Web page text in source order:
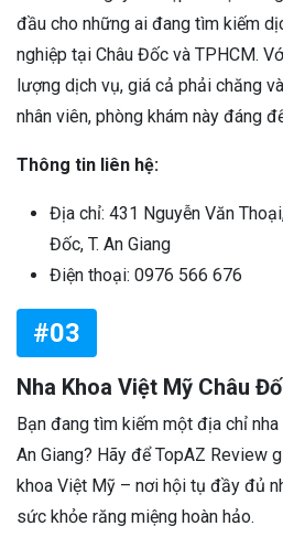
đầu cho những ai đang tìm kiếm
nghiệp tại Châu Đốc và TPHCM.
lượng dịch vụ, giá cả phải chăng
nhân viên, phòng khám này đáng
Thông tin liên hệ:
Địa chỉ: 431 Nguyễn Văn
Đốc, T. An Giang
Điện thoại: 0976 566 676
#03
Nha Khoa Việt Mỹ Châu
Bạn đang tìm kiếm một địa chỉ
An Giang? Hãy để TopAZ Review
khoa Việt Mỹ – nơi hội tụ đầy đủ
sức khỏe răng miệng hoàn hảo.